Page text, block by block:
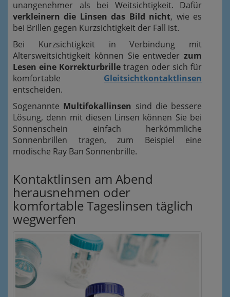
unangenehmer als bei Weitsichtigkeit. Dafür
verkleinern die Linsen das Bild nicht, wie es
bei Brillen gegen Kurzsichtigkeit der Fall ist.
Bei Kurzsichtigkeit in Verbindung mit
Altersweitsichtigkeit können Sie entweder zum
Lesen eine Korrekturbrille tragen oder sich für
komfortable Gleitsichtkontaktlinsen
entscheiden.
Sogenannte Multifokallinsen sind die bessere
Lösung, denn mit diesen Linsen können Sie bei
Sonnenschein einfach herkömmliche
Sonnenbrillen tragen, zum Beispiel eine
modische Ray Ban Sonnenbrille.
Kontaktlinsen am Abend
herausnehmen oder
komfortable Tageslinsen täglich
wegwerfen